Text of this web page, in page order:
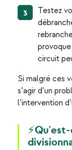
Testez
circuit
Si malgré ces
s’agir d’un
l’intervention